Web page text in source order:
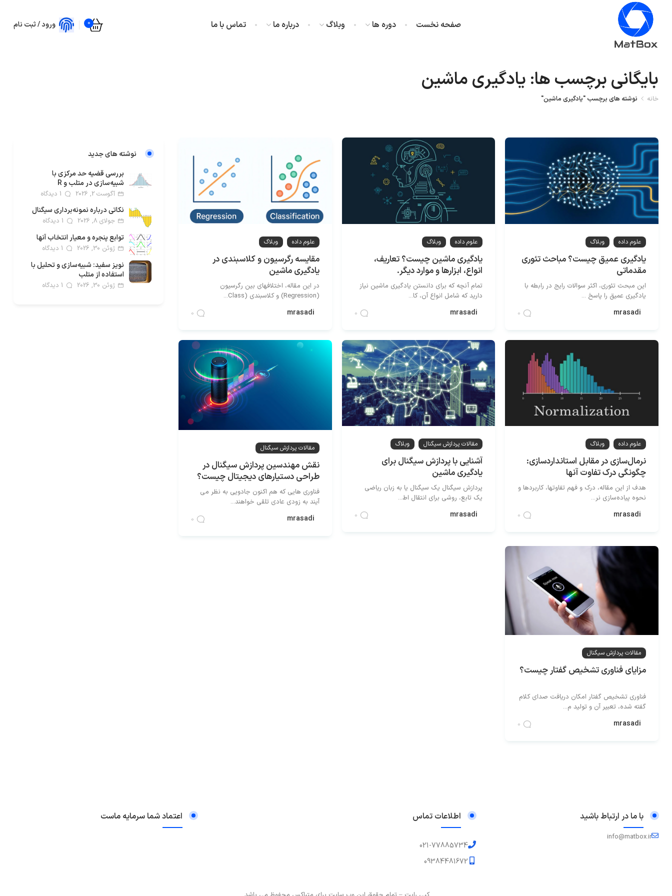
صفحه نخست دوره ها وبلاگ درباره ما تماس با ما 0 ورود / ثبت نام
بایگانی برچسب ها: یادگیری ماشین
خانه نوشته های برچسب "یادگیری ماشین"
علوم داده وبلاگ
یادگیری عمیق چیست؟ مباحث تئوری
مقدماتی
این مبحث تئوری، اکثر سوالات رایج در رابطه با
یادگیری عمیق را پاسخ ...
mrasadi
0
علوم داده وبلاگ
یادگیری ماشین چیست؟ تعاریف،
انواع، ابزارها و موارد دیگر.
تمام آنچه که برای دانستن یادگیری ماشین نیاز
دارید که شامل انواع آن، کا...
mrasadi
0
علوم داده وبلاگ
مقایسه رگرسیون و کلاسبندی در
یادگیری ماشین
در این مقاله، اختلافهای بین رگرسیون
(Regression) و کلاسبندی (Class...
mrasadi
0
علوم داده وبلاگ
نرمال‌سازی در مقابل استانداردسازی:
چگونگی درک تفاوت آنها
هدف از این مقاله، درک و فهم تفاوتها، کاربردها و
نحوه پیاده‌سازی نر...
mrasadi
0
مقالات پردازش سیگنال وبلاگ
آشنایی با پردازش سیگنال برای
یادگیری ماشین
پردازش سیگنال یک سیگنال یا به زبان ریاضی
یک تابع، روشی برای انتقال اط...
mrasadi
0
مقالات پردازش سیگنال
نقش مهندسین پردازش سیگنال در
طراحی دستیارهای دیجیتال چیست؟
فناوری هایی که هم اکنون جادویی به نظر می
آیند به زودی عادی تلقی خواهند...
mrasadi
0
مقالات پردازش سیگنال
مزایای فناوری تشخیص گفتار چیست؟
فناوری تشخیص گفتار امکان دریافت صدای کلام
گفته شده، تعبیر آن و تولید م...
mrasadi
0
نوشته های جدید
بررسی قضیه حد مرکزی با
شبیه‌سازی در متلب و R
آگوست 2, 2026 1 دیدگاه
نکاتی درباره نمونه‌برداری سیگنال
جولای 8, 2026 1 دیدگاه
توابع پنجره و معیار انتخاب آنها
ژوئن 30, 2026 1 دیدگاه
نویز سفید: شبیه‌سازی و تحلیل با
استفاده از متلب
ژوئن 30, 2026 1 دیدگاه
با ما در ارتباط باشید
info@matbox.ir
اطلاعات تماس
021-77885734
09384481672
اعتماد شما سرمایه ماست